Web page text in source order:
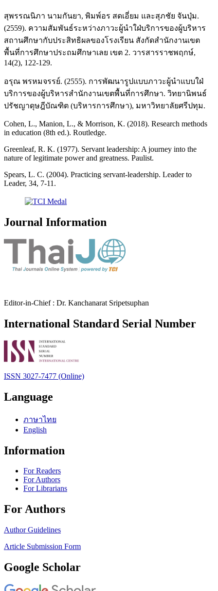
สุพรรณนิภา นามกันยา, พิมพ์อร สดเอี่ยม และสุภชัย จันปุ่ม.
(2559). ความสัมพันธ์ระหว่างภาวะผู้นำใฝ่บริการของผู้บริหาร
สถานศึกษากับประสิทธิผลของโรงเรียน สังกัดสำนักงานเขต
พื้นที่การศึกษาประถมศึกษาเลย เขต 2. วารสารราชพฤกษ์,
14(2), 122-129.
อรุณ พรหมจรรย์. (2555). การพัฒนารูปแบบภาวะผู้นําแบบใฝ่
บริการของผู้บริหารสำนักงานเขตพื้นที่การศึกษา. วิทยานิพนธ์
ปรัชญาดุษฎีบัณฑิต (บริหารการศึกษา), มหาวิทยาลัยศรีปทุม.
Cohen, L., Manion, L., & Morrison, K. (2018). Research methods
in education (8th ed.). Routledge.
Greenleaf, R. K. (1977). Servant leadership: A journey into the
nature of legitimate power and greatness. Paulist.
Spears, L. C. (2004). Practicing servant-leadership. Leader to
Leader, 34, 7-11.
Journal Information
Editor-in-Chief : Dr. Kanchanarat Sripetsuphan
International Standard Serial Number
ISSN 3027-7477 (Online)
Language
ภาษาไทย
English
Information
For Readers
For Authors
For Librarians
For Authors
Author Guidelines
Article Submission Form
Google Scholar